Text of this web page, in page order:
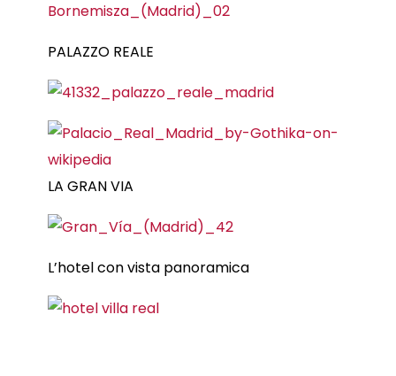
PALAZZO REALE
LA GRAN VIA
L’hotel con vista panoramica